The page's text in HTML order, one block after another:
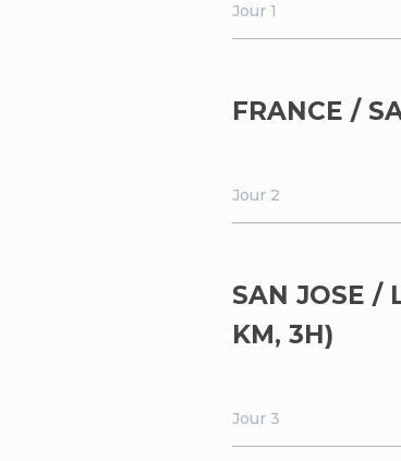
Jour 1
FRANCE /
Jour 2
SAN JOSE /
KM, 3H)
Jour 3